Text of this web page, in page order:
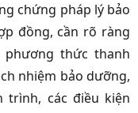
chứng pháp lý bảo
đồng, cần rõ ràng
thức thanh
nhiệm bảo dưỡng,
trình, các điều kiện